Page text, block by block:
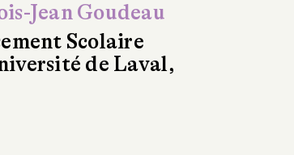
Jean Goudeau
Scolaire
de Laval,